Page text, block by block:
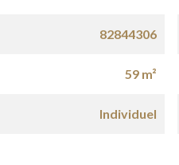
82844306
59 m²
Individuel